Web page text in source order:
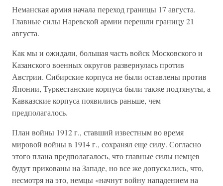
Неманская армия начала переход границы 17 августа.
Главные силы Наревской армии перешли границу 21
августа.
Как мы и ожидали, большая часть войск Московского и
Казанского военных округов развернулась против
Австрии. Сибирские корпуса не были оставлены против
Японии, Туркестанские корпуса были также подтянуты, а
Кавказские корпуса появились раньше, чем
предполагалось.
План войны 1912 г., ставший известным во время
мировой войны в 1914 г., сохранял еще силу. Согласно
этого плана предполагалось, что главные силы немцев
будут прикованы на Западе, но все же допускались, что,
несмотря на это, немцы «начнут войну нападением на